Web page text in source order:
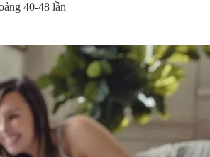
40-48 lần